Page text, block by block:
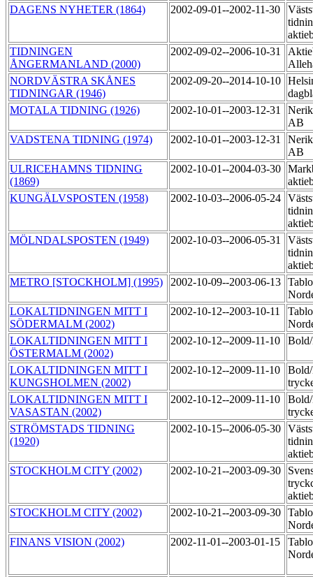
DAGENS NYHETER (1864)
2002-09-01--2002-11-30
TIDNINGEN
ÅNGERMANLAND (2000)
2002-09-02--2006-10-31
NORDVÄSTRA SKÅNES
TIDNINGAR (1946)
2002-09-20--2014-10-10
MOTALA TIDNING (1926)
2002-10-01--2003-12-31
AB
VADSTENA TIDNING (1974)
2002-10-01--2003-12-31
AB
ULRICEHAMNS TIDNING
(1869)
2002-10-01--2004-03-30
KUNGÄLVSPOSTEN (1958)
2002-10-03--2006-05-24
MÖLNDALSPOSTEN (1949)
2002-10-03--2006-05-31
METRO [STOCKHOLM] (1995)
2002-10-09--2003-06-13
LOKALTIDNINGEN MITT I
SÖDERMALM (2002)
2002-10-12--2003-10-11
LOKALTIDNINGEN MITT I
ÖSTERMALM (2002)
2002-10-12--2009-11-10
LOKALTIDNINGEN MITT I
KUNGSHOLMEN (2002)
2002-10-12--2009-11-10
LOKALTIDNINGEN MITT I
VASASTAN (2002)
2002-10-12--2009-11-10
STRÖMSTADS TIDNING
(1920)
2002-10-15--2006-05-30
STOCKHOLM CITY (2002)
2002-10-21--2003-09-30
STOCKHOLM CITY (2002)
2002-10-21--2003-09-30
FINANS VISION (2002)
2002-11-01--2003-01-15